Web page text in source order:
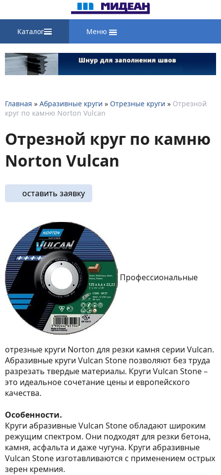
Каталог Меню
Главная » Абразивные круги » Отрезные круги » Отрезной
круг по камню Norton Vulcan
Отрезной круг по камню
Norton Vulcan
оставить заявку
Профессиональные
отрезные круги Norton для резки камня серии Vulcan.
Абразивные круги Vulcan Stone позволяют без труда
разрезать твердые материалы. Круги Vulcan Stone –
это идеальное сочетание цены и европейского
качества.
Особенности.
Круги абразивные Vulcan Stone обладают широким
режущим спектром. Они подходят для резки бетона,
камня, асфальта и даже чугуна. Круги абразивные
Vulcan Stone изготавливаются с применением острых
зерен кремния.